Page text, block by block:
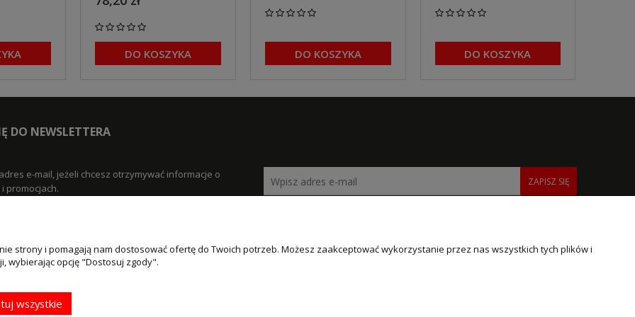
DO KOSZYKA DO KOSZYKA DO KOSZYKA
DO NEWSLETTERA
e-mail, jeżeli chcesz otrzymywać informacje o
promocjach.
ZAPISZ SIĘ
MOJE KONTO
PŁATNOŚCI I
INFORMACJE
strony i pomagają nam dostosować ofertę do Twoich potrzeb. Możesz zaakceptować wykorzystanie przez nas wszystkich tych plików i
wybierając opcję "Dostosuj zgody".
wszystkie